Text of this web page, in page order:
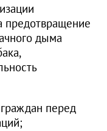
предотвращение
дыма
перед